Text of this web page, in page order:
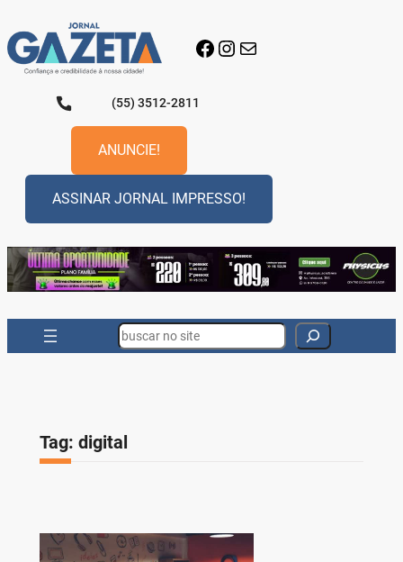
para
o
conteúdo
Facebook
Instagram
E-mail
(55) 3512-2811
ANUNCIE!
ASSINAR JORNAL IMPRESSO!
Search
Tag: digital